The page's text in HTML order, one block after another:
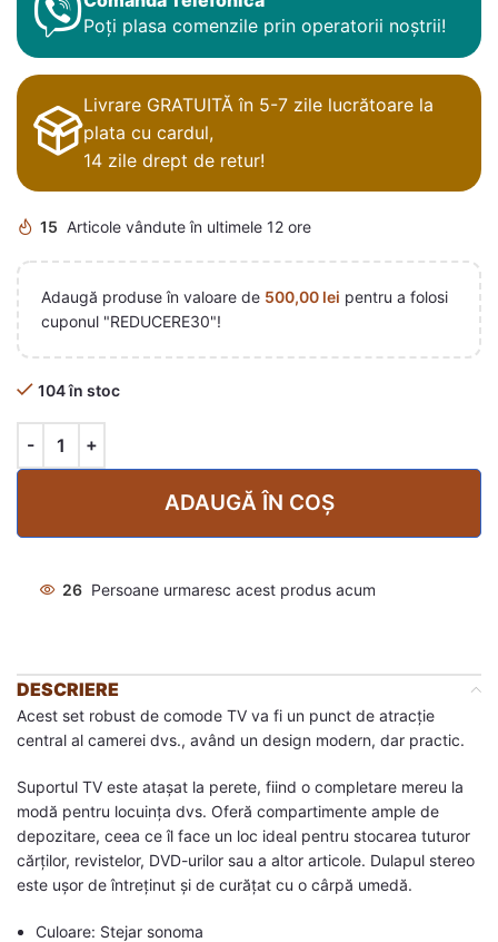
Poți plasa comenzile prin operatorii noștrii!
Livrare GRATUITĂ în 5-7 zile lucrătoare la
plata cu cardul,
14 zile drept de retur!
15 Articole vândute în ultimele 12 ore
Adaugă produse în valoare de 500,00 lei pentru a folosi
cuponul "REDUCERE30"!
104 în stoc
ADAUGĂ ÎN COȘ
26 Persoane urmaresc acest produs acum
DESCRIERE
Acest set robust de comode TV va fi un punct de atracție
central al camerei dvs., având un design modern, dar practic.
Suportul TV este atașat la perete, fiind o completare mereu la
modă pentru locuința dvs. Oferă compartimente ample de
depozitare, ceea ce îl face un loc ideal pentru stocarea tuturor
cărților, revistelor, DVD-urilor sau a altor articole. Dulapul stereo
este ușor de întreținut și de curățat cu o cârpă umedă.
Culoare: Stejar sonoma